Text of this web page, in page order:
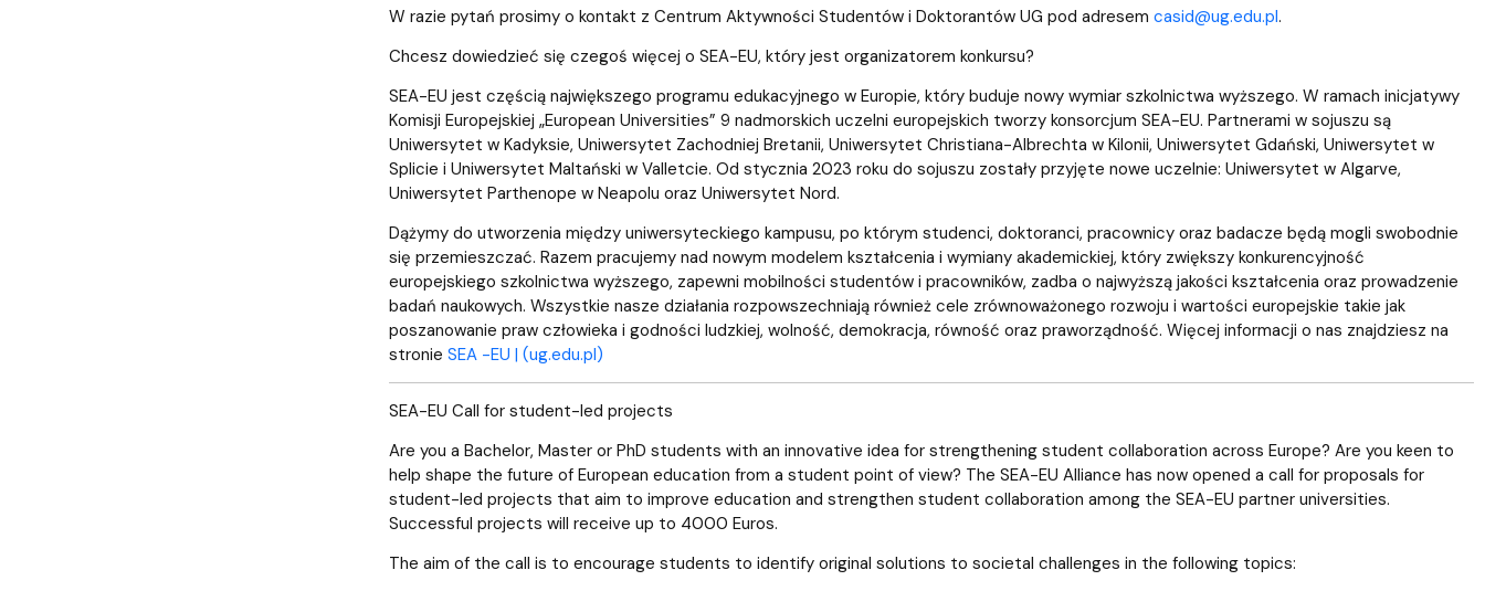
W razie pytań prosimy o kontakt z Centrum Aktywności Studentów i Doktorantów UG pod adresem casid@ug.edu.pl.
Chcesz dowiedzieć się czegoś więcej o SEA-EU, który jest organizatorem konkursu?
SEA-EU jest częścią największego programu edukacyjnego w Europie, który buduje nowy wymiar szkolnictwa wyższego. W ramach inicjatywy
Komisji Europejskiej „European Universities” 9 nadmorskich uczelni europejskich tworzy konsorcjum SEA-EU. Partnerami w sojuszu są
Uniwersytet w Kadyksie, Uniwersytet Zachodniej Bretanii, Uniwersytet Christiana-Albrechta w Kilonii, Uniwersytet Gdański, Uniwersytet w
Splicie i Uniwersytet Maltański w Valletcie. Od stycznia 2023 roku do sojuszu zostały przyjęte nowe uczelnie: Uniwersytet w Algarve,
Uniwersytet Parthenope w Neapolu oraz Uniwersytet Nord.
Dążymy do utworzenia między uniwersyteckiego kampusu, po którym studenci, doktoranci, pracownicy oraz badacze będą mogli swobodnie
się przemieszczać. Razem pracujemy nad nowym modelem kształcenia i wymiany akademickiej, który zwiększy konkurencyjność
europejskiego szkolnictwa wyższego, zapewni mobilności studentów i pracowników, zadba o najwyższą jakości kształcenia oraz prowadzenie
badań naukowych. Wszystkie nasze działania rozpowszechniają również cele zrównoważonego rozwoju i wartości europejskie takie jak
poszanowanie praw człowieka i godności ludzkiej, wolność, demokracja, równość oraz praworządność. Więcej informacji o nas znajdziesz na
stronie SEA -EU | (ug.edu.pl)
SEA-EU Call for student-led projects
Are you a Bachelor, Master or PhD students with an innovative idea for strengthening student collaboration across Europe? Are you keen to
help shape the future of European education from a student point of view? The SEA-EU Alliance has now opened a call for proposals for
student-led projects that aim to improve education and strengthen student collaboration among the SEA-EU partner universities.
Successful projects will receive up to 4000 Euros.
The aim of the call is to encourage students to identify original solutions to societal challenges in the following topics: